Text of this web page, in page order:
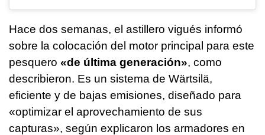
Hace dos semanas, el astillero vigués informó
sobre la colocación del motor principal para este
pesquero «de última generación», como
describieron. Es un sistema de Wärtsilä,
eficiente y de bajas emisiones, diseñado para
«optimizar el aprovechamiento de sus
capturas», según explicaron los armadores en